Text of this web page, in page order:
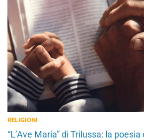
RELIGIONI
“L’Ave Maria” di Trilussa: la